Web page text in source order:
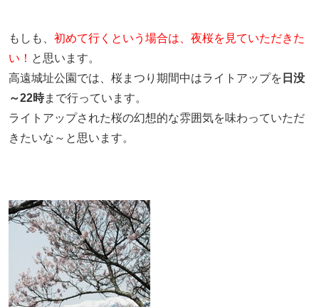
もしも、 初めて行くという場合は、夜桜を見ていただきた
い！ と思います。
高遠城址公園では、桜まつり期間中はライトアップを 日没
～22時まで行っています。
ライトアップされた桜の幻想的な雰囲気を味わっていただ
きたいな～と思います。